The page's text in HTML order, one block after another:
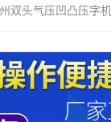
双头气压凹凸压字